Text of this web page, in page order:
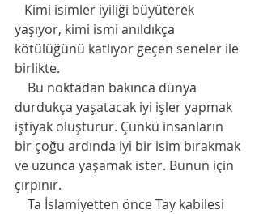
Kimi isimler iyiliği büyüterek
yaşıyor, kimi ismi anıldıkça
kötülüğünü katlıyor geçen seneler ile
birlikte.
Bu noktadan bakınca dünya
durdukça yaşatacak iyi işler yapmak
iştiyak oluşturur. Çünkü insanların
bir çoğu ardında iyi bir isim bırakmak
ve uzunca yaşamak ister. Bunun için
çırpınır.
Ta İslamiyetten önce Tay kabilesi